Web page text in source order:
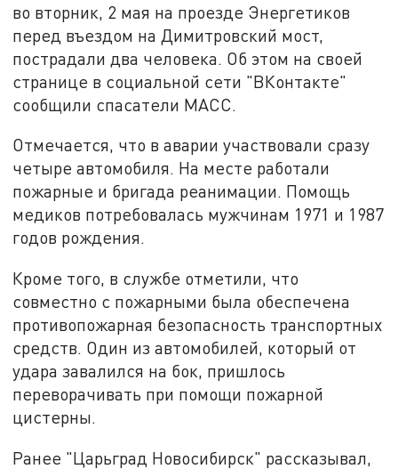
во вторник, 2 мая на проезде Энергетиков
перед въездом на Димитровский мост,
пострадали два человека. Об этом на своей
странице в социальной сети "ВКонтакте"
сообщили спасатели МАСС.
Отмечается, что в аварии участвовали сразу
четыре автомобиля. На месте работали
пожарные и бригада реанимации. Помощь
медиков потребовалась мужчинам 1971 и 1987
годов рождения.
Кроме того, в службе отметили, что
совместно с пожарными была обеспечена
противопожарная безопасность транспортных
средств. Один из автомобилей, который от
удара завалился на бок, пришлось
переворачивать при помощи пожарной
цистерны.
Ранее "Царьград Новосибирск" рассказывал,